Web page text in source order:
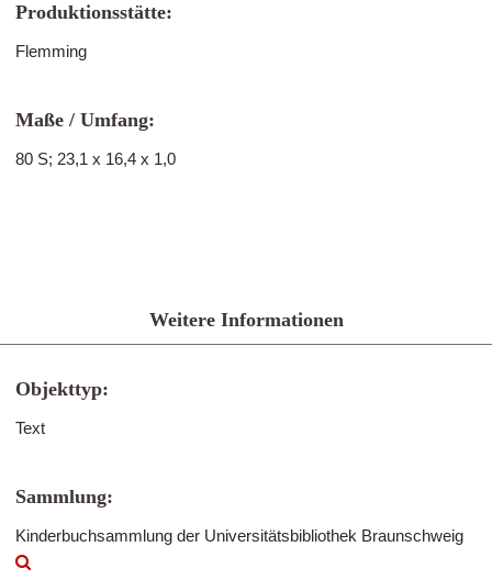
Produktionsstätte:
Flemming
Maße / Umfang:
80 S; 23,1 x 16,4 x 1,0
Weitere Informationen
Objekttyp:
Text
Sammlung:
Kinderbuchsammlung der Universitätsbibliothek Braunschweig